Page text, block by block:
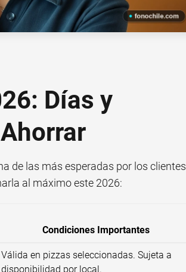
Días y
de las más esperadas por los clientes
al máximo este 2026:
Condiciones Importantes
Válida en pizzas seleccionadas. Sujeta a
disponibilidad por local.